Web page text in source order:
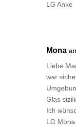
LG Anke
Mona
Liebe
war
Glas
Ich
LG Mona